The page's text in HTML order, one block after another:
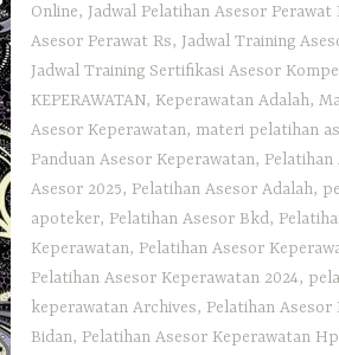
Online, Jadwal Pelatihan Asesor Perawat
Asesor Perawat Rs, Jadwal Training
Jadwal Training Sertifikasi Asesor
KEPERAWATAN, Keperawatan Adalah,
Asesor Keperawatan, materi pelatihan
Panduan Asesor Keperawatan, Pelatihan
Asesor 2025, Pelatihan Asesor Adalah,
apoteker, Pelatihan Asesor Bkd,
Keperawatan, Pelatihan Asesor
Pelatihan Asesor Keperawatan 2024,
keperawatan Archives, Pelatihan Asesor
Bidan, Pelatihan Asesor Keperawatan